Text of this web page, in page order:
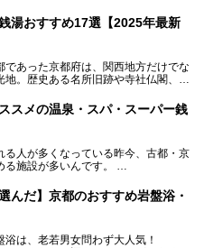
西地区に今も残る2軒の銭湯「日の
ずれも国の登録有形文化財に指定さ
ながら、今も現役のお風呂屋さんで
人々を支えてきたこの2軒の銭湯とと
市のPR記事です。
湯おすすめ17選【2025年最新
であった京都府は、関西地方だけでな
地。歴史ある名所旧跡や寺社仏閣、そ
で2025年現在おすすめのスーパー銭
喫できる温泉施設まで、好みのスーパ
ださいね。
スメの温泉・スパ・スーパー銭
る人が多くなっている昨今、古都・京
施設が多いんです。
探すのもいいですが、さまざまなサウ
すよね。
します。
んだ】京都のおすすめ岩盤浴・
は、老若男女問わず大人気！